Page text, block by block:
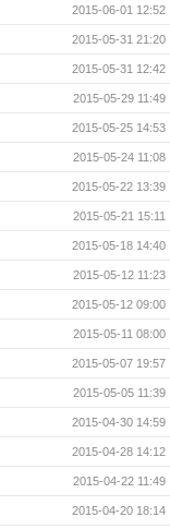
2015-06-01 12:52
2015-05-31 21:20
2015-05-31 12:42
2015-05-29 11:49
2015-05-25 14:53
2015-05-24 11:08
2015-05-22 13:39
2015-05-21 15:11
2015-05-18 14:40
2015-05-12 11:23
2015-05-12 09:00
2015-05-11 08:00
2015-05-07 19:57
2015-05-05 11:39
2015-04-30 14:59
2015-04-28 14:12
2015-04-22 11:49
2015-04-20 18:14